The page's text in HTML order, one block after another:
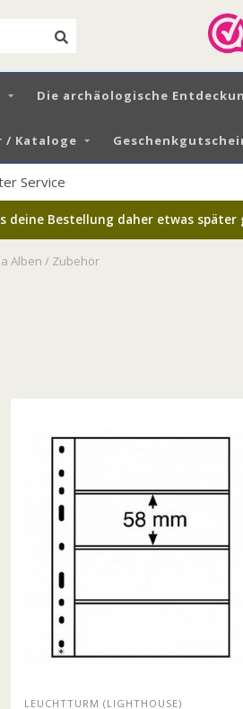
Die archäologische
/ Kataloge
deine Bestellung daher etwas
Alben / Zubehör
LEUCHTTURM (LIGHTHOUSE)